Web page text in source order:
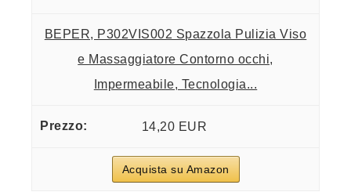
BEPER, P302VIS002 Spazzola Pulizia Viso
e Massaggiatore Contorno occhi,
Impermeabile, Tecnologia...
14,20 EUR
Acquista su Amazon